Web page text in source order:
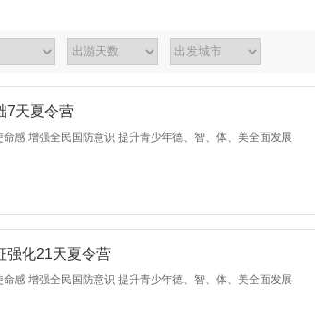
7天夏令营
感 增强全民国防意识 提升青少年德、智、体、美全面发展
强化21天夏令营
感 增强全民国防意识 提升青少年德、智、体、美全面发展